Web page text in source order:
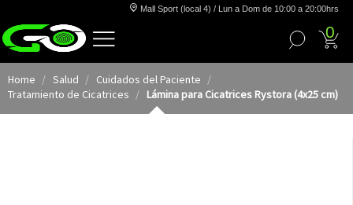
Mall Sport (local 4) / Lun a Dom de 10:00 a 20:00hrs
0
Home Salud
Cuidados del Paciente
Tratamiento de Cicatrices
Lámina para Cicatrices Rystora (4x25 cm)